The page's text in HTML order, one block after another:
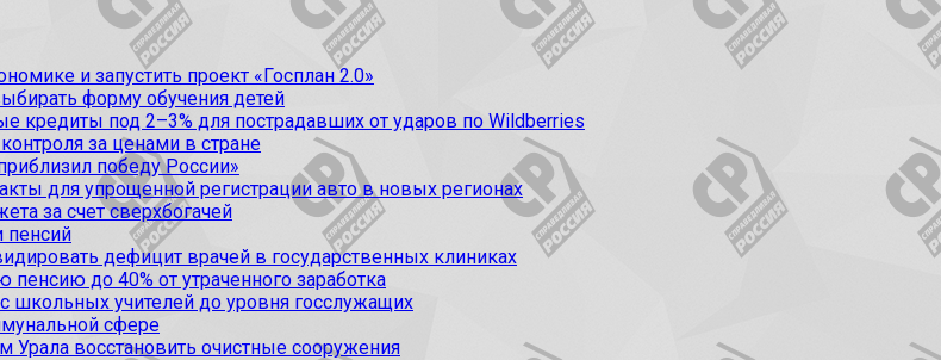
и запустить проект «Госплан 2.0»
форму обучения детей
под 2–3% для пострадавших от ударов по Wildberries
за ценами в стране
победу России»
для упрощенной регистрации авто в новых регионах
за счет сверхбогачей
пенсий
дефицит врачей в государственных клиниках
до 40% от утраченного заработка
школьных учителей до уровня госслужащих
сфере
восстановить очистные сооружения